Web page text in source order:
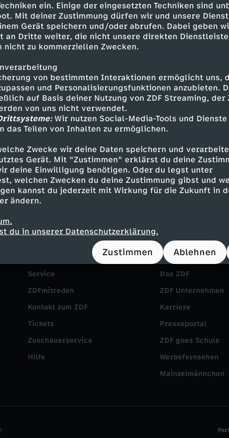
ein. Einige der eingesetzten Techniken sind
Mit deiner Zustimmung dürfen wir und unsere
Gerät speichern und/oder abrufen. Dabei geben
an Dritte weiter, die nicht unsere direkten
nicht zu kommerziellen Zwecken.
von bestimmten Interaktionen ermöglicht uns,
und Personalisierungsfunktionen anzubieten.
auf Basis deiner Nutzung von ZDF Streaming, der
von uns nicht verwendet.
Wir nutzen Social-Media-Tools und
das Teilen von Inhalten zu ermöglichen.
Zwecke wir deine Daten speichern und
Gerät. Mit "Zustimmen" erklärst du deine
deine Einwilligung benötigen. Oder du legst unter
welchen Zwecken du deine Zustimmung gibst und
kannst du jederzeit mit Wirkung für die Zukunft in
ändern.
du in unserer Datenschutzerklärung.
Zustimmen Ablehnen
entdecken
aufschlussreich
Untertitel
Service
ZDFmitreden
Kontakt zum ZDF
Tickets
Zuschauerservice
Hilfe
Das ZDF
ZDF Unternehmen
Karriere
Presseportal
ZDF goes Schule
Werbefernsehen
Mainzelmännchen